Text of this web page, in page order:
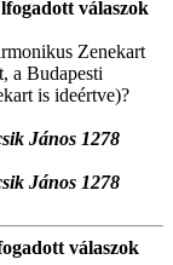
válaszok
Zenekart
a Budapesti
is ideértve)?
János 1278
János 1278
válaszok